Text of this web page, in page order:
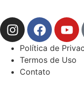
Política de
Termos de Uso
Contato